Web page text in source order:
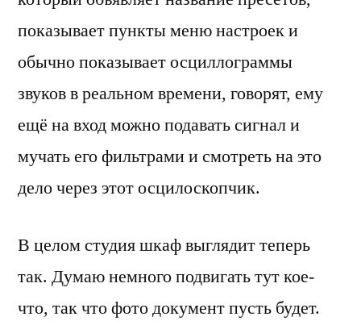
показывает пункты меню настроек и
обычно показывает осциллограммы
звуков в реальном времени, говорят, ему
ещё на вход можно подавать сигнал и
мучать его фильтрами и смотреть на это
дело через этот осцилоскопчик.
В целом студия шкаф выглядит теперь
так. Думаю немного подвигать тут кое-
что, так что фото документ пусть будет.